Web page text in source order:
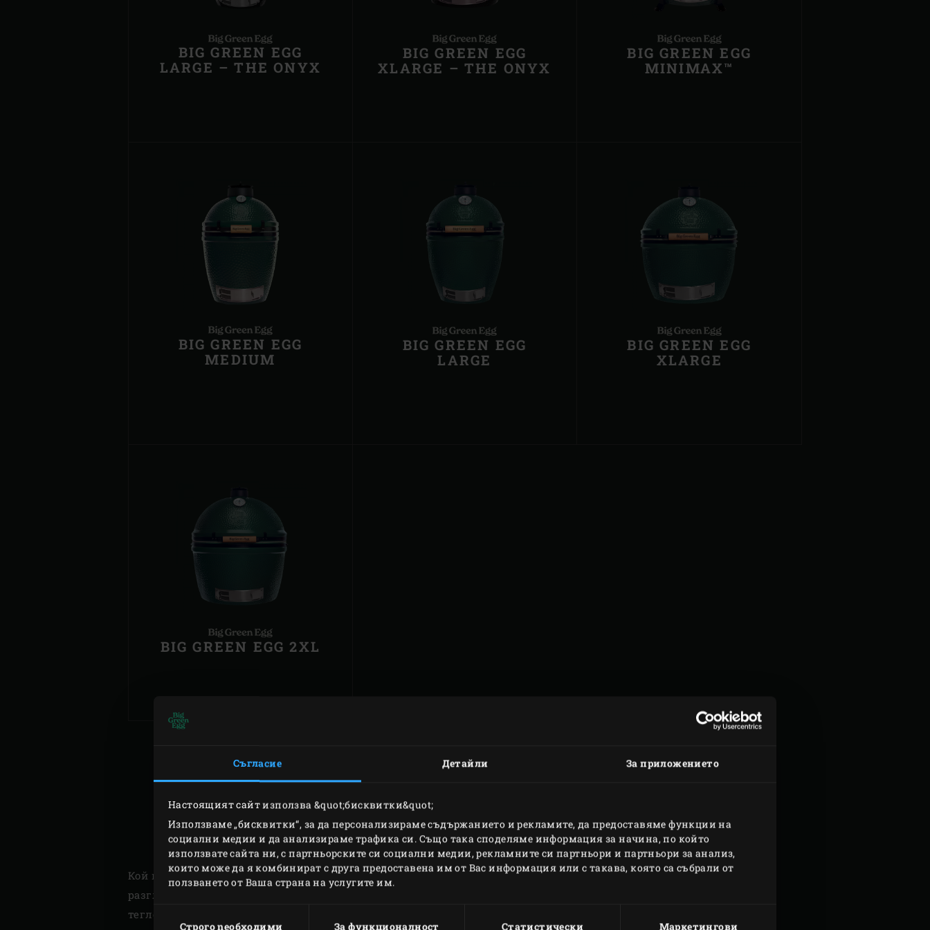
Съгласие Детайли За приложението
Настоящият сайт използва &quot;бисквитки&quot;
Използваме „бисквитки“, за да персонализираме съдържанието и рекламите, да предоставяме функции на
социални медии и да анализираме трафика си. Също така споделяме информация за начина, по който
използвате сайта ни, с партньорските си социални медии, рекламните си партньори и партньори за анализ,
които може да я комбинират с друга предоставена им от Вас информация или с такава, която са събрали от
ползването от Ваша страна на услугите им.
Строго nеобходими За функционалност Статистически Маркетингови
BIG GREEN EGG
LARGE – THE ONYX
BIG GREEN EGG
XLARGE – THE ONYX
BIG GREEN EGG
MINIMAX™
BIG GREEN EGG
MEDIUM
BIG GREEN EGG
LARGE
BIG GREEN EGG
XLARGE
BIG GREEN EGG 2XL
РАЗЛИЧНИТЕ
МОДЕЛИ
Кой модел би бил по-подходящ за вашите нужди – Big Green Egg Large или Big Green Egg Medium? Улеснихме
разглеждането на различните модели EGG и сравняването им по характеристики като диаметър, площ за готвене,
тегло и височина.